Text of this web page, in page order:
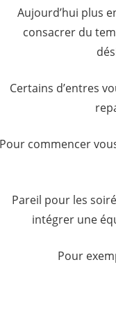
Aujourd’hui plus
consacrer du
Certains d’entres
Pour commencer
Pareil pour les
intégrer une
Pour